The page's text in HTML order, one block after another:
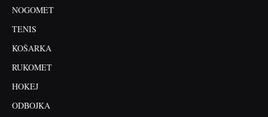
NOGOMET
TENIS
KOŠARKA
RUKOMET
HOKEJ
ODBOJKA